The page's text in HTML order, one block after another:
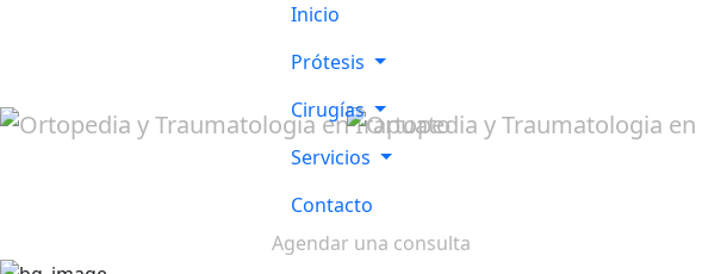
Inicio
Prótesis
Cirugías
Servicios
Contacto
Agendar una consulta